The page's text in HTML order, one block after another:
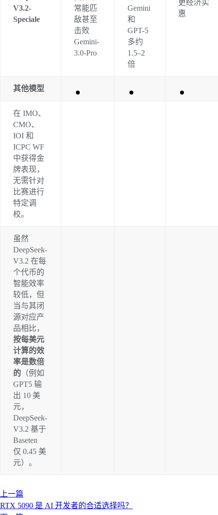
V3.2-
Speciale
常能匹
敌甚至
击败
Gemini-
3.0-Pro
Gemini
和
GPT-5
多约
1.5–2
倍
更经济实
惠
其他模型
在 IMO、
CMO、
IOI 和
ICPC WF
中获得金
牌表现，
无需针对
比赛进行
特定调
校。
虽然
DeepSeek-
V3.2 在每
个代币的
智能效率
较低，但
当与其闭
源对应产
品相比，
按每美元
计算的效
率是数倍
的 （例如
GPT5 输
出 10 美
元，
DeepSeek-
V3.2 基于
Baseten
仅 0.45 美
元）。
上一篇
RTX 5090 是 AI 开发者的合适选择吗？